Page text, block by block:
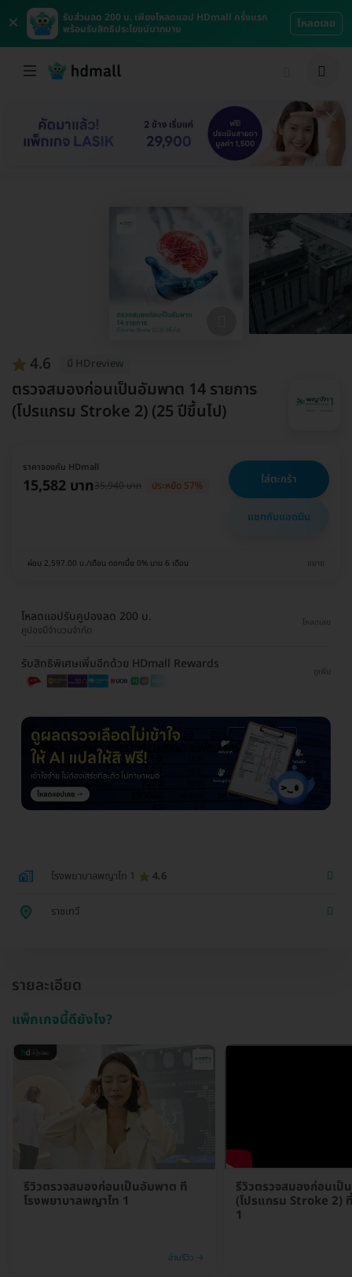
×
รับส่วนลด 200 บ. เพียงโหลดแอป HDmall ครั้งแรก
พร้อมรับสิทธิประโยชน์มากมาย
โหลดเลย
4.6 มี HDreview
ตรวจสมองก่อนเป็นอัมพาต 14 รายการ
(โปรแกรม Stroke 2) (25 ปีขึ้นไป)
ราคาจองกับ HDmall
15,582 บาท35,940 บาท ประหยัด 57% ใส่ตะกร้า
แชทกับแอดมิน
ผ่อน 2,597.00 บ./เดือน ดอกเบี้ย 0% นาน 6 เดือน ขยาย
โหลดแอปรับคูปองลด 200 บ.
คูปองมีจำนวนจำกัด
โหลดเลย
รับสิทธิพิเศษเพิ่มอีกด้วย HDmall Rewards
ดูเพิ่ม
โรงพยาบาลพญาไท 1 4.6
ราชเทวี
รายละเอียด
แพ็กเกจนี้ดียังไง?
รีวิวตรวจสมองก่อนเป็นอัมพาต ที่
โรงพยาบาลพญาไท 1
อ่านรีวิว →
รีวิวตรวจสมองก่อนเป็
(โปรแกรม Stroke 2)
1